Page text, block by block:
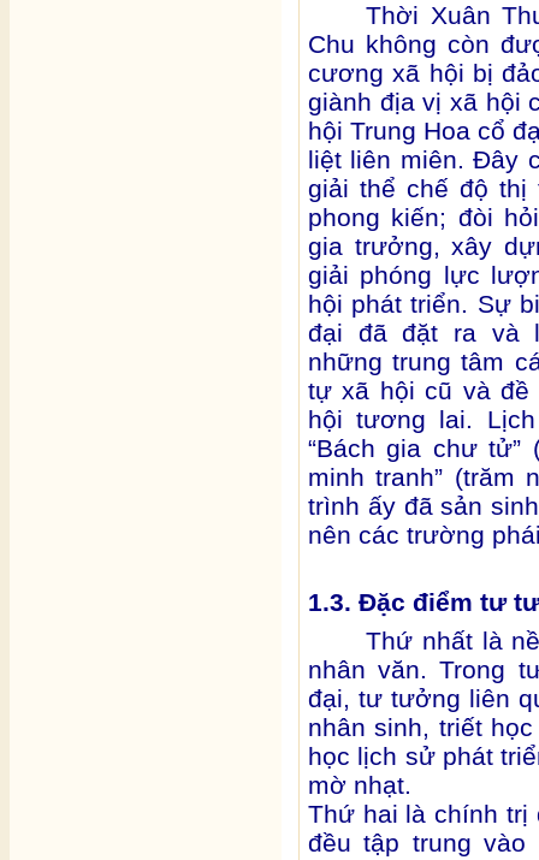
Thời Xuân
Chu không còn
cương xã hội bị
giành địa vị xã hội
hội Trung Hoa cổ
liệt liên miên. Đây
giải thể chế độ thị
phong kiến; đòi
gia trưởng, xây
giải phóng lực
hội phát triển. Sự
đại đã đặt ra và
những trung tâm
tự xã hội cũ và đề
hội tương lai.
“Bách gia chư tử”
minh tranh” (trăm
trình ấy đã sản
nên các trường
1.3. Đặc điểm tư
Thứ nhất là
nhân văn. Trong
đại, tư tưởng liên
nhân sinh, triết
học lịch sử phát
mờ nhạt.
Thứ hai là chính trị
đều tập trung